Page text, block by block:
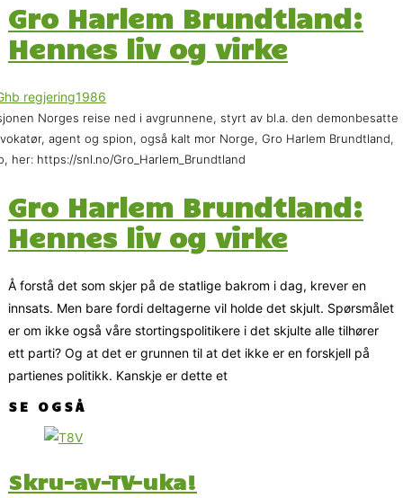
Gro Harlem Brundtland:
Hennes liv og virke
Norges reise ned i avgrunnene, styrt av bl.a. den demonbesatte
agent og spion, også kalt mor Norge, Gro Harlem Brundtland,
her: https://snl.no/Gro_Harlem_Brundtland
Gro Harlem Brundtland:
Hennes liv og virke
Å forstå det som skjer på de statlige bakrom i dag, krever en
innsats. Men bare fordi deltagerne vil holde det skjult. Spørsmålet
er om ikke også våre stortingspolitikere i det skjulte alle tilhører
ett parti? Og at det er grunnen til at det ikke er en forskjell på
partienes politikk. Kanskje er dette et
SE OGSÅ
Skru-av-TV-uka!